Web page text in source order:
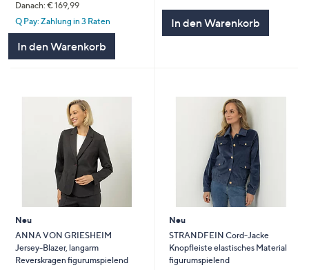
Danach: € 169,99
Q Pay: Zahlung in 3 Raten
In den Warenkorb
In den Warenkorb
Neu
ANNA VON GRIESHEIM
Jersey-Blazer, langarm
Reverskragen figurumspielend
Neu
STRANDFEIN Cord-Jacke
Knopfleiste elastisches Material
figurumspielend